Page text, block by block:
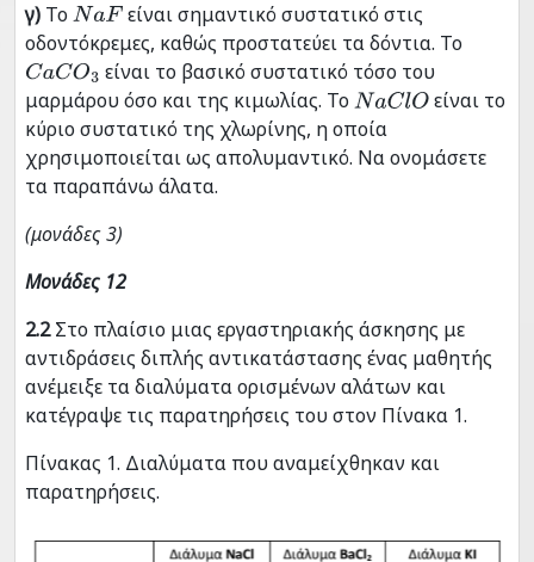
γ) ΤοNaF
είναι σημαντικό συστατικό στις
οδοντόκρεμες, καθώς προστατεύει τα δόντια. Το
CaCO3
είναι το βασικό συστατικό τόσο του
μαρμάρου όσο και της κιμωλίας. ΤοNaClO
είναι το
κύριο συστατικό της χλωρίνης, η οποία
χρησιμοποιείται ως απολυμαντικό. Να ονομάσετε
τα παραπάνω άλατα.
(μονάδες 3)
Μονάδες 12
2.2Στο πλαίσιο μιας εργαστηριακής άσκησης με
αντιδράσεις διπλής αντικατάστασης ένας μαθητής
ανέμειξε τα διαλύματα ορισμένων αλάτων και
κατέγραψε τις παρατηρήσεις του στον Πίνακα 1.
Πίνακας 1. Διαλύματα που αναμείχθηκαν και
παρατηρήσεις.